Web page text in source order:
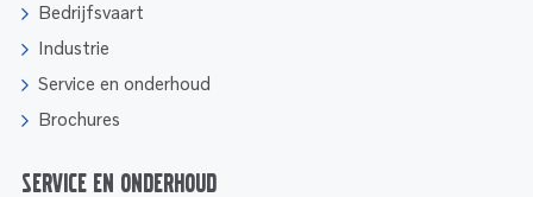
Bedrijfsvaart
Industrie
Service en onderhoud
Brochures
Service en onderhoud